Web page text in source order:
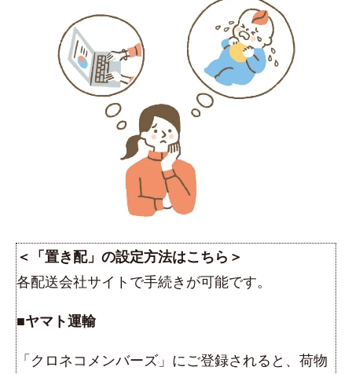
＜「置き配」の設定方法はこちら＞
各配送会社サイトで手続きが可能です。
■ヤマト運輸
「クロネコメンバーズ」にご登録されると、荷物